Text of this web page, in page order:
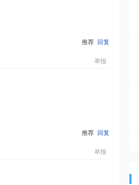
推荐 回复
举报
推荐 回复
举报